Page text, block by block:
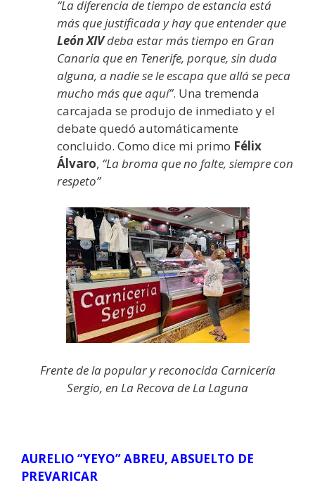
“La diferencia de tiempo de estancia está
más que justificada y hay que entender que
León XIVdeba estar más tiempo en Gran
Canaria que en Tenerife, porque, sin duda
alguna, a nadie se le escapa que allá se peca
mucho más que aquí”. Una tremenda
carcajada se produjo de inmediato y el
debate quedó automáticamente
concluido. Como dice mi primo Félix
Álvaro, “La broma que no falte, siempre con
respeto”
Frente de la popular y reconocida Carnicería
Sergio, en La Recova de La Laguna
AURELIO “YEYO” ABREU, ABSUELTO DE
PREVARICAR